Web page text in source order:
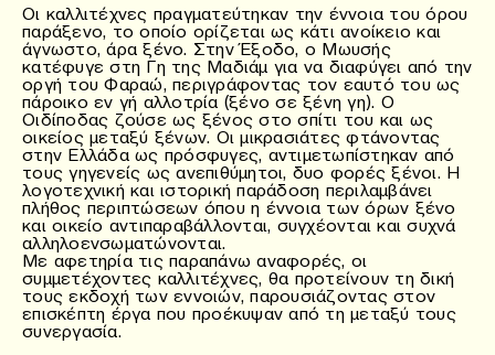
Οι καλλιτέχνες πραγματεύτηκαν την έννοια του όρου
παράξενο, το οποίο ορίζεται ως κάτι ανοίκειο και
άγνωστο, άρα ξένο. Στην Έξοδο, ο Μωυσής
κατέφυγε στη Γη της Μαδιάμ για να διαφύγει από την
οργή του Φαραώ, περιγράφοντας τον εαυτό του ως
πάροικο εν γή αλλοτρία (ξένο σε ξένη γη). Ο
Οιδίποδας ζούσε ως ξένος στο σπίτι του και ως
οικείος μεταξύ ξένων. Οι μικρασιάτες φτάνοντας
στην Ελλάδα ως πρόσφυγες, αντιμετωπίστηκαν από
τους γηγενείς ως ανεπιθύμητοι, δυο φορές ξένοι. Η
λογοτεχνική και ιστορική παράδοση περιλαμβάνει
πλήθος περιπτώσεων όπου η έννοια των όρων ξένο
και οικείο αντιπαραβάλλονται, συγχέονται και συχνά
αλληλοενσωματώνονται.
Με αφετηρία τις παραπάνω αναφορές, οι
συμμετέχοντες καλλιτέχνες, θα προτείνουν τη δική
τους εκδοχή των εννοιών, παρουσιάζοντας στον
επισκέπτη έργα που προέκυψαν από τη μεταξύ τους
συνεργασία.